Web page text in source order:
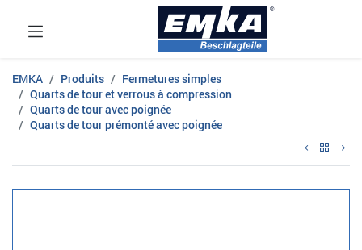
EMKA Produits
Fermetures simples
Quarts de tour et verrous à compression
Quarts de tour avec poignée
Quarts de tour prémonté avec poignée